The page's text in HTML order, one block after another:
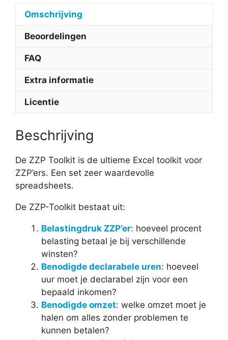
Omschrijving
Beoordelingen
FAQ
Extra informatie
Licentie
Beschrijving
De ZZP Toolkit is de ultieme Excel toolkit voor
ZZP’ers. Een set zeer waardevolle
spreadsheets.
De ZZP-Toolkit bestaat uit:
Belastingdruk ZZP’er: hoeveel procent
belasting betaal je bij verschillende
winsten?
Benodigde declarabele uren: hoeveel
uur moet je declarabel zijn voor een
bepaald inkomen?
Benodigde omzet: welke omzet moet je
halen om alles zonder problemen te
kunnen betalen?